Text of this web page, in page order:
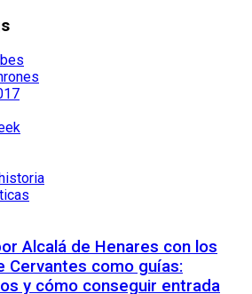
Alcalá de Henares con los
Cervantes como guías:
y cómo conseguir entrada